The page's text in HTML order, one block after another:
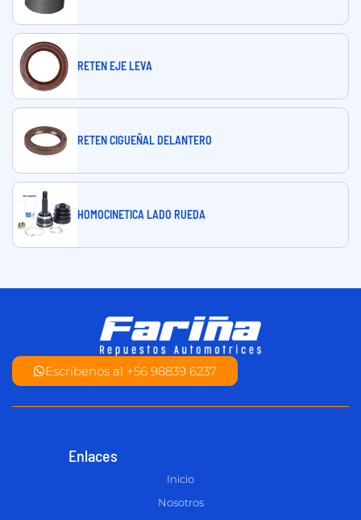
RETEN EJE LEVA
RETEN CIGUEÑAL DELANTERO
HOMOCINETICA LADO RUEDA
Escríbenos al +56 98839 6237
Enlaces
Inicio
Nosotros